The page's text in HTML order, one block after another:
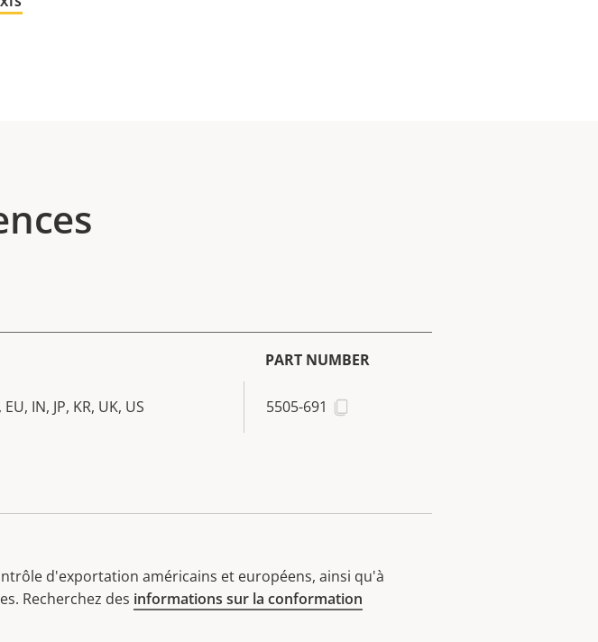
PART NUMBER
IN, JP, KR, UK, US 5505-691
d'exportation américains et européens, ainsi qu'à
Recherchez des informations sur la conformation